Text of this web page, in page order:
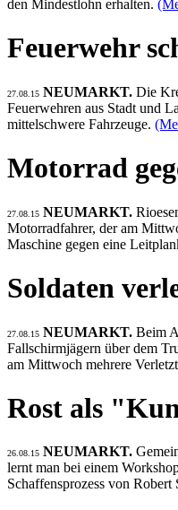
den Mindestlohn erhalten.
Feuerwehr
27.08.15 NEUMARKT. Die
Feuerwehren aus Stadt und
mittelschwere Fahrzeuge.
Motorrad
27.08.15 NEUMARKT.
Motorradfahrer, der am
Maschine gegen eine
Soldaten
27.08.15 NEUMARKT. Beim
Fallschirmjägern über dem
am Mittwoch mehrere
Rost als
26.08.15 NEUMARKT.
lernt man bei einem
Schaffensprozess von Robert